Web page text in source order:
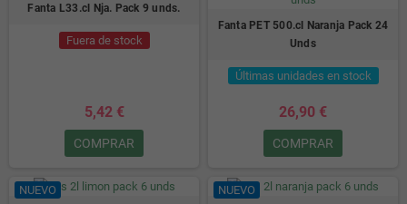
Fanta L33.cl Nja. Pack 9 unds.
Fuera de stock
5,42 €
COMPRAR
Fanta PET 500.cl Naranja Pack 24
Unds
Últimas unidades en stock
26,90 €
COMPRAR
NUEVO NUEVO